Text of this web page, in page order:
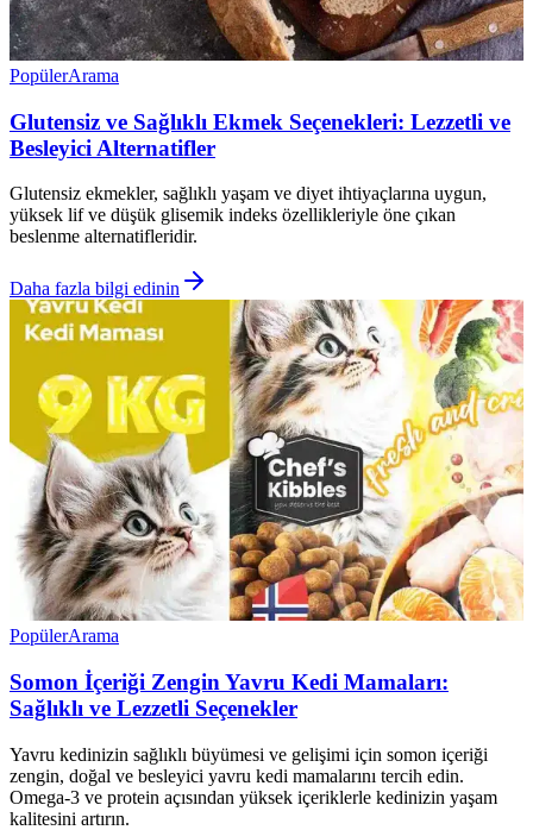
PopülerArama
Glutensiz ve Sağlıklı Ekmek Seçenekleri: Lezzetli ve
Besleyici Alternatifler
Glutensiz ekmekler, sağlıklı yaşam ve diyet ihtiyaçlarına uygun,
yüksek lif ve düşük glisemik indeks özellikleriyle öne çıkan
beslenme alternatifleridir.
Daha fazla bilgi edinin
PopülerArama
Somon İçeriği Zengin Yavru Kedi Mamaları:
Sağlıklı ve Lezzetli Seçenekler
Yavru kedinizin sağlıklı büyümesi ve gelişimi için somon içeriği
zengin, doğal ve besleyici yavru kedi mamalarını tercih edin.
Omega-3 ve protein açısından yüksek içeriklerle kedinizin yaşam
kalitesini artırın.